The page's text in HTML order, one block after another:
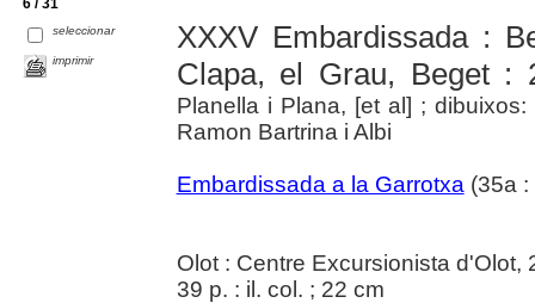
6 / 31
seleccionar
imprimir
XXXV Embardissada :
Clapa, el Grau, Beget :
Planella i Plana, [et al] ;
Ramon Bartrina i Albi
Embardissada a la Garrotxa (35a
Olot : Centre Excursionista d'Olot,
39 p. : il. col. ; 22 cm